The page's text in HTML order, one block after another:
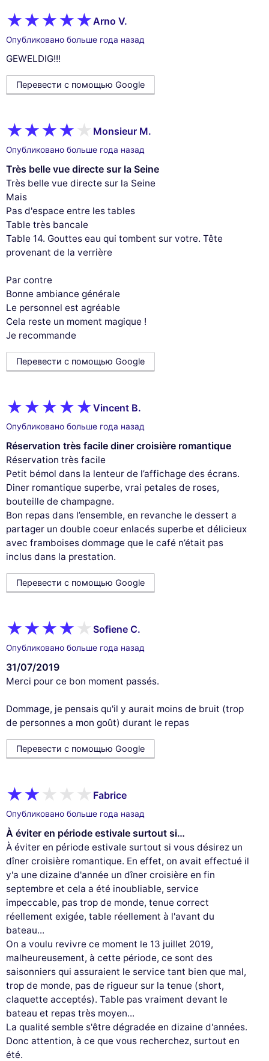
This website uses
cookies
We use cookies and your personal data to
enhance your browsing experience, measure
our audience, and personalize the ads shown to you. You can accept,
reject or manage your preferences at any time.
Consents certified by
Arno V.
Опубликовано больше года назад
GEWELDIG!!!
Перевести с помощью Google
Monsieur M.
Опубликовано больше года назад
Très belle vue directe sur la Seine
Très belle vue directe sur la Seine
Mais
Pas d'espace entre les tables
Table très bancale
Table 14. Gouttes eau qui tombent sur votre. Tête
provenant de la verrière
Par contre
Bonne ambiance générale
Le personnel est agréable
Cela reste un moment magique !
Je recommande
Перевести с помощью Google
Vincent B.
Опубликовано больше года назад
Réservation très facile diner croisière romantique
Réservation très facile
Petit bémol dans la lenteur de l’affichage des écrans.
Diner romantique superbe, vrai petales de roses,
bouteille de champagne.
Bon repas dans l’ensemble, en revanche le dessert a
partager un double coeur enlacés superbe et délicieux
avec framboises dommage que le café n’était pas
inclus dans la prestation.
Перевести с помощью Google
Sofiene C.
Опубликовано больше года назад
31/07/2019
Merci pour ce bon moment passés.
Dommage, je pensais qu'il y aurait moins de bruit (trop
de personnes a mon goût) durant le repas
Перевести с помощью Google
Fabrice
Опубликовано больше года назад
À éviter en période estivale surtout si…
À éviter en période estivale surtout si vous désirez un
dîner croisière romantique. En effet, on avait effectué il
y'a une dizaine d'année un dîner croisière en fin
septembre et cela a été inoubliable, service
impeccable, pas trop de monde, tenue correct
réellement exigée, table réellement à l'avant du
bateau...
On a voulu revivre ce moment le 13 juillet 2019,
malheureusement, à cette période, ce sont des
saisonniers qui assuraient le service tant bien que mal,
trop de monde, pas de rigueur sur la tenue (short,
claquette acceptés). Table pas vraiment devant le
bateau et repas très moyen...
La qualité semble s'être dégradée en dizaine d'années.
Donc attention, à ce que vous recherchez, surtout en
été.